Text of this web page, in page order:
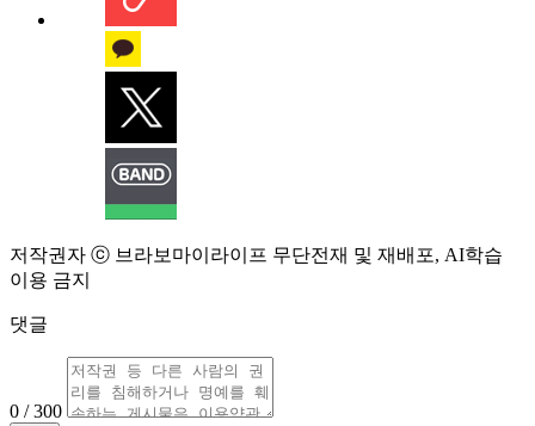
저작권자 ⓒ 브라보마이라이프 무단전재 및 재배포, AI학습
이용 금지
댓글
0 / 300